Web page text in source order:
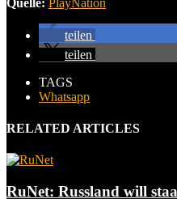
teilen
teilen
TAGS
Whatsapp
RELATED ARTICLES
RuNet: Russland will